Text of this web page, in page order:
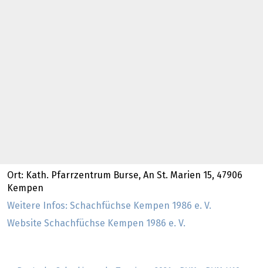
Ort: Kath. Pfarrzentrum Burse, An St. Marien 15, 47906
Kempen
Weitere Infos: Schachfüchse Kempen 1986 e. V.
Website Schachfüchse Kempen 1986 e. V.